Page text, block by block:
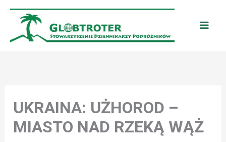
Przejdź
treści
UKRAINA: UŻHOROD –
MIASTO NAD RZEKĄ WĄŻ